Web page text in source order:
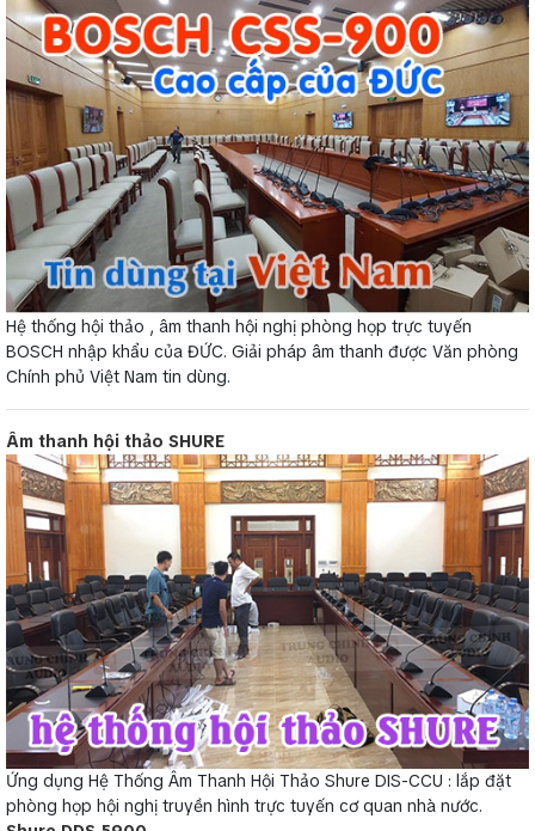
Hệ thống hội thảo , âm thanh hội nghị phòng họp trực tuyến
BOSCH nhập khẩu của ĐỨC. Giải pháp âm thanh được Văn phòng
Chính phủ Việt Nam tin dùng.
Âm thanh hội thảo SHURE
Ứng dụng Hệ Thống Âm Thanh Hội Thảo Shure DIS-CCU : lắp đặt
phòng họp hội nghị truyền hình trực tuyến cơ quan nhà nước.